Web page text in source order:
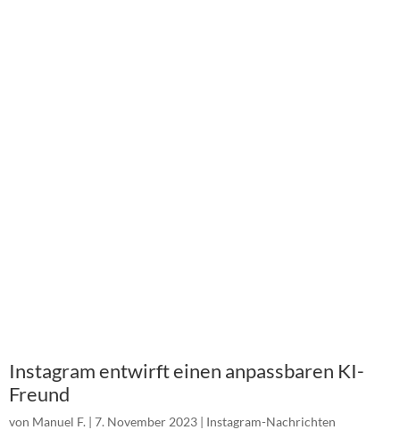
Instagram entwirft einen anpassbaren KI-
Freund
von Manuel F. | 7. November 2023 | Instagram-Nachrichten